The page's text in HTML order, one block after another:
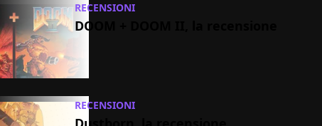
RECENSIONI
DOOM + DOOM II, la recensione
RECENSIONI